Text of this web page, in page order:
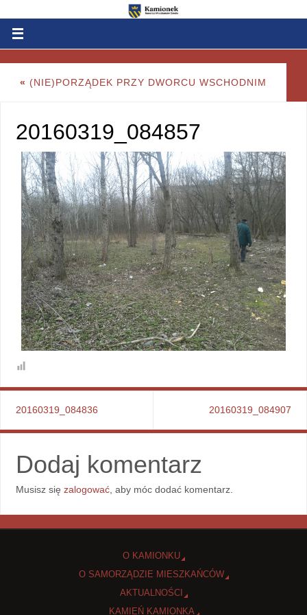
« (NIE)PORZĄDEK PRZY DWORCU WSCHODNIM
20160319_084857
20160319_084836 20160319_084907
Dodaj komentarz
Musisz się zalogować, aby móc dodać komentarz.
O KAMIONKU
O SAMORZĄDZIE MIESZKAŃCÓW
AKTUALNOŚCI
KAMIEŃ KAMIONKA